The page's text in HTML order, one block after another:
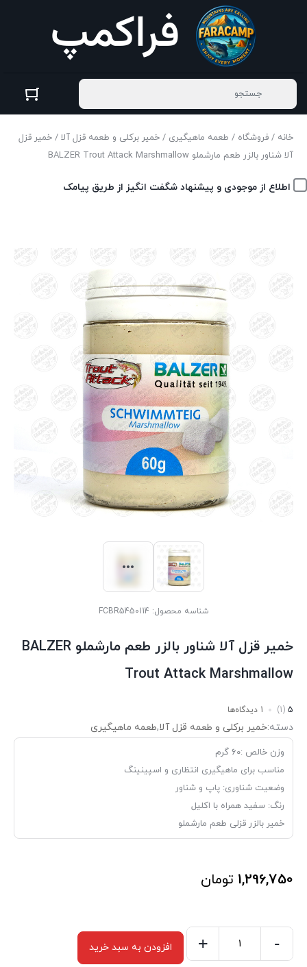
خانه / فروشگاه / طعمه ماهیگیری / خمیر برکلی و طعمه قزل آلا / خمیر قزل
آلا شناور بالزر طعم مارشملو BALZER Trout Attack Marshmallow
اطلاع از موجودی و پیشنهاد شگفت انگیز از طریق پیامک
شناسه محصول: FCBR5450114
خمیر قزل آلا شناور بالزر طعم مارشملو BALZER
Trout Attack Marshmallow
5
(1) 1 دیدگاه‌ها
دسته:خمیر برکلی و طعمه قزل آلا,طعمه ماهیگیری
وزن خالص :۶۰ گرم
مناسب برای ماهیگیری انتظاری و اسپینینگ
وضعیت شناوری: پاپ و شناور
رنگ: سفید همراه با اکلیل
خمیر بالزر قزلی طعم مارشملو
1,296,750 تومان
-
+ افزودن به سبد خرید